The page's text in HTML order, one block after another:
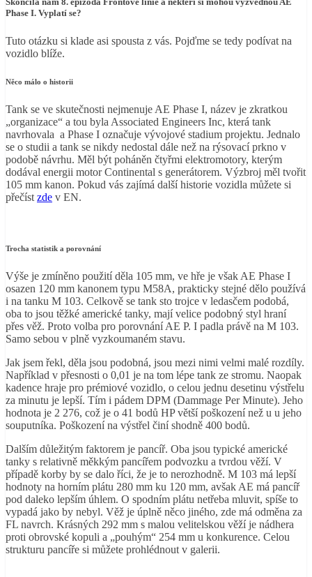
Phase I. Vyplatí se?
Tuto otázku si klade asi spousta z vás. Pojďme se tedy podívat na
vozidlo blíže.
Něco málo o historii
Tank se ve skutečnosti nejmenuje AE Phase I, název je zkratkou
„organizace“ a tou byla Associated Engineers Inc, která tank
navrhovala a Phase I označuje vývojové stadium projektu. Jednalo
se o studii a tank se nikdy nedostal dále než na rýsovací prkno v
podobě návrhu. Měl být poháněn čtyřmi elektromotory, kterým
dodával energii motor Continental s generátorem. Výzbroj měl tvořit
105 mm kanon. Pokud vás zajímá další historie vozidla můžete si
přečíst zde v EN.
Trocha statistik a porovnání
Výše je zmíněno použití děla 105 mm, ve hře je však AE Phase I
osazen 120 mm kanonem typu M58A, prakticky stejné dělo používá
i na tanku M 103. Celkově se tank sto trojce v ledasčem podobá,
oba to jsou těžké americké tanky, mají velice podobný styl hraní
přes věž. Proto volba pro porovnání AE P. I padla právě na M 103.
Samo sebou v plně vyzkoumaném stavu.
Jak jsem řekl, děla jsou podobná, jsou mezi nimi velmi malé rozdíly.
Například v přesnosti o 0,01 je na tom lépe tank ze stromu. Naopak
kadence hraje pro prémiové vozidlo, o celou jednu desetinu výstřelu
za minutu je lepší. Tím i pádem DPM (Dammage Per Minute). Jeho
hodnota je 2 276, což je o 41 bodů HP větší poškození než u u jeho
souputníka. Poškození na výstřel činí shodně 400 bodů.
Dalším důležitým faktorem je pancíř. Oba jsou typické americké
tanky s relativně měkkým pancířem podvozku a tvrdou věží. V
případě korby by se dalo říci, že je to nerozhodně. M 103 má lepší
hodnoty na horním plátu 280 mm ku 120 mm, avšak AE má pancíř
pod daleko lepším úhlem. O spodním plátu netřeba mluvit, spíše to
vypadá jako by nebyl. Věž je úplně něco jiného, zde má odměna za
FL navrch. Krásných 292 mm s malou velitelskou věží je nádhera
proti obrovské kopuli a „pouhým“ 254 mm u konkurence. Celou
strukturu pancíře si můžete prohlédnout v galerii.